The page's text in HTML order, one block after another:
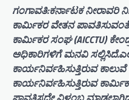
ಗಂಗಾವತಿ:ಕರ್ನಾಟಕ ನೀರಾವರಿ
ಕಾರ್ಮಿಕರ ವೇತನ
ಕಾರ್ಮಿಕರ ಸಂಘ (AICCTU)
ಅಧಿಕಾರಿಗಳಿಗೆ ಮನವಿ
ಕಾರ್ಯನಿರ್ವಹಿಸುತ್ತಿರುವ
ಕಾರ್ಯನಿರ್ವಹಿಸುತ್ತಿರುವ